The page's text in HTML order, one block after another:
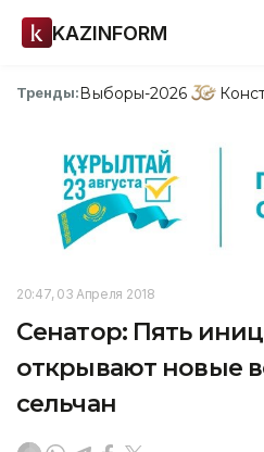
KAZINFORM
Тренды:Выборы-2026
20:47, 03 Апреля 2018
Сенатор: Пять
открывают новые
сельчан